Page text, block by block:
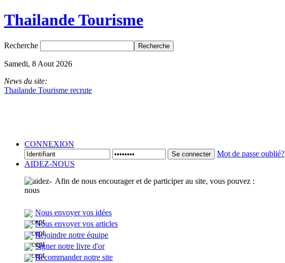
Thailande Tourisme
Recherche
Samedi, 8 Aout 2026
News du site:
Thailande Tourisme recrute
CONNEXION
Se connecter Mot de passe oublié?
AIDEZ-NOUS
Afin de nous encourager et de participer au site, vous pouvez :
Nous envoyer vos idées
Nous envoyer vos articles
Rejoindre notre équipe
Signer notre livre d'or
Recommander notre site